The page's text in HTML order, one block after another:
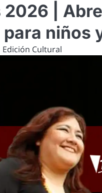
2026 |
niños
Edición Cultural